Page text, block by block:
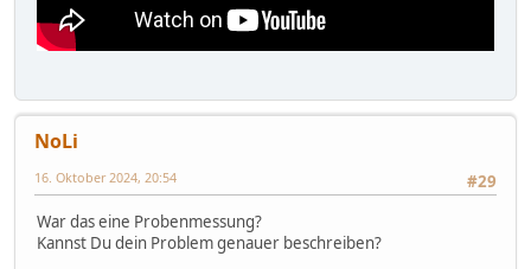
NoLi
#29
16. Oktober 2024, 20:54
War das eine Probenmessung?
Kannst Du dein Problem genauer beschreiben?